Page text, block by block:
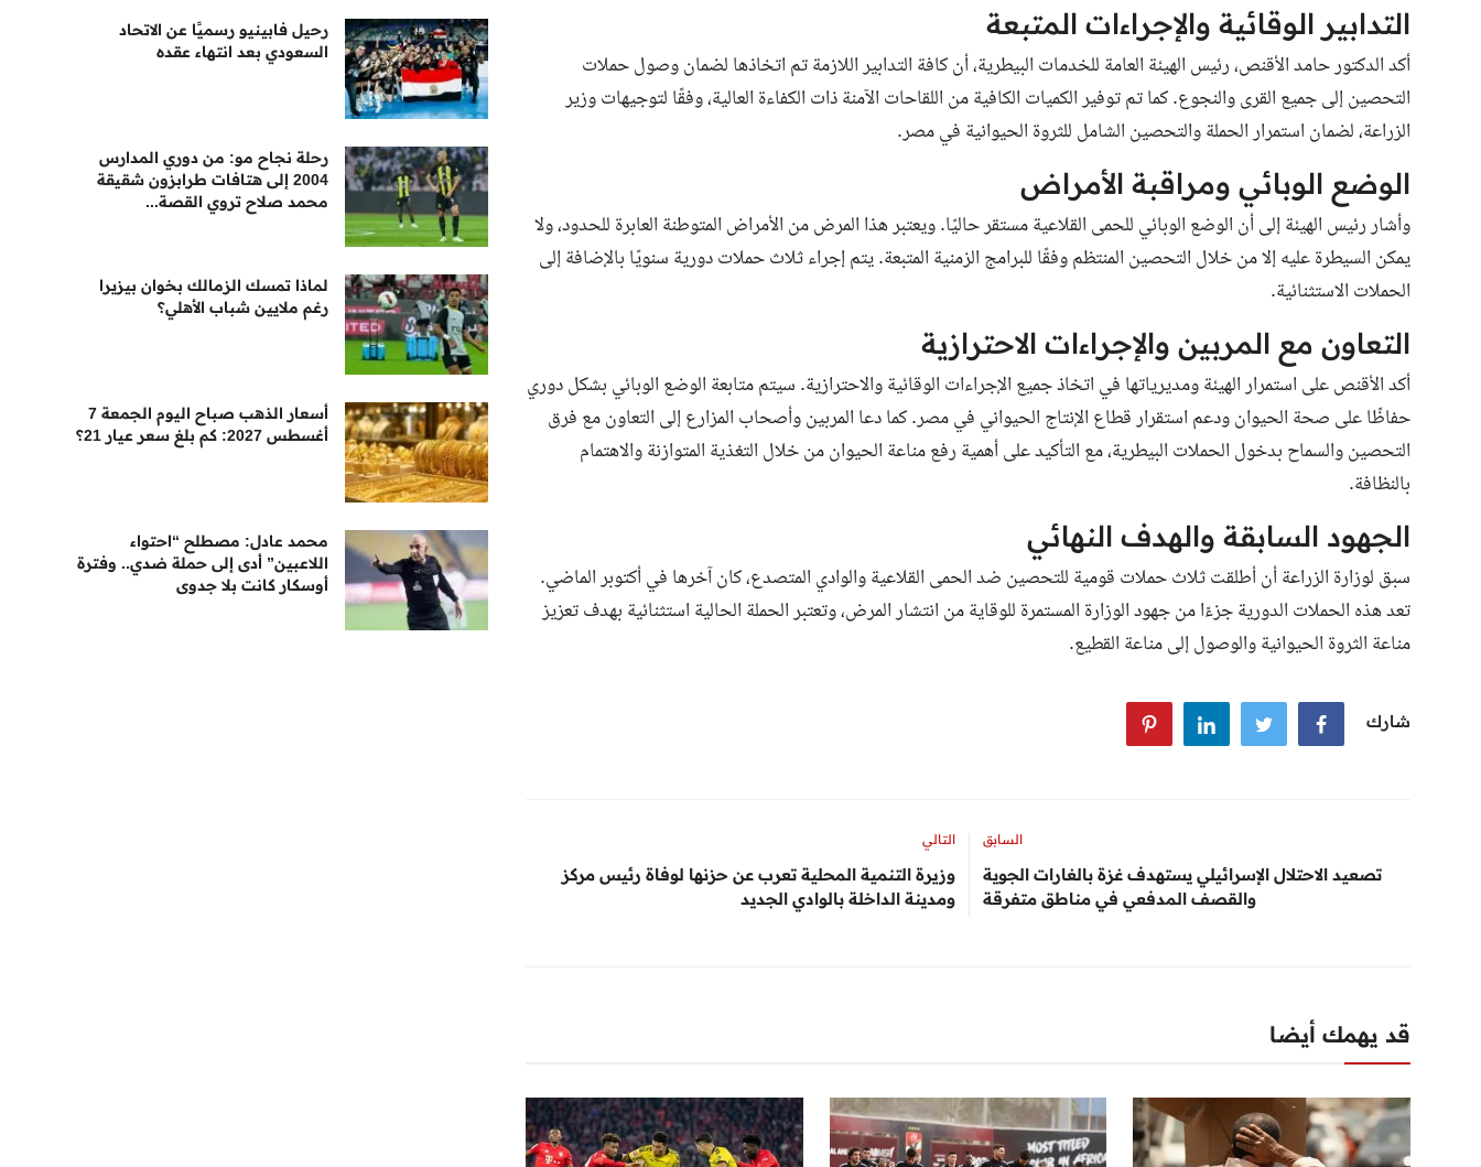
التدابير الوقائية والإجراءات المتبعة
أكد الدكتور حامد الأقنص، رئيس الهيئة العامة للخدمات البيطرية، أن كافة التدابير اللازمة تم اتخاذها لضمان وصول حملات
التحصين إلى جميع القرى والنجوع. كما تم توفير الكميات الكافية من اللقاحات الآمنة ذات الكفاءة العالية، وفقًا لتوجيهات وزير
الزراعة، لضمان استمرار الحملة والتحصين الشامل للثروة الحيوانية في مصر.
الوضع الوبائي ومراقبة الأمراض
وأشار رئيس الهيئة إلى أن الوضع الوبائي للحمى القلاعية مستقر حاليًا. ويعتبر هذا المرض من الأمراض المتوطنة العابرة للحدود، ولا
يمكن السيطرة عليه إلا من خلال التحصين المنتظم وفقًا للبرامج الزمنية المتبعة. يتم إجراء ثلاث حملات دورية سنويًا بالإضافة إلى
الحملات الاستثنائية.
التعاون مع المربين والإجراءات الاحترازية
أكد الأقنص على استمرار الهيئة ومديرياتها في اتخاذ جميع الإجراءات الوقائية والاحترازية. سيتم متابعة الوضع الوبائي بشكل دوري
حفاظًا على صحة الحيوان ودعم استقرار قطاع الإنتاج الحيواني في مصر. كما دعا المربين وأصحاب المزارع إلى التعاون مع فرق
التحصين والسماح بدخول الحملات البيطرية، مع التأكيد على أهمية رفع مناعة الحيوان من خلال التغذية المتوازنة والاهتمام
بالنظافة.
الجهود السابقة والهدف النهائي
سبق لوزارة الزراعة أن أطلقت ثلاث حملات قومية للتحصين ضد الحمى القلاعية والوادي المتصدع، كان آخرها في أكتوبر الماضي.
تعد هذه الحملات الدورية جزءًا من جهود الوزارة المستمرة للوقاية من انتشار المرض، وتعتبر الحملة الحالية استثنائية بهدف تعزيز
مناعة الثروة الحيوانية والوصول إلى مناعة القطيع.
شارك
السابق
تصعيد الاحتلال الإسرائيلي يستهدف غزة بالغارات الجوية
والقصف المدفعي في مناطق متفرقة
التالي
وزيرة التنمية المحلية تعرب عن حزنها لوفاة رئيس مركز
ومدينة الداخلة بالوادي الجديد
قد يهمك أيضا
رحيل فابينيو رسميًا عن الاتحاد
السعودي بعد انتهاء عقده
رحلة نجاح مو: من دوري المدارس
2004 إلى هتافات طرابزون شقيقة
محمد صلاح تروي القصة...
لماذا تمسك الزمالك بخوان بيزيرا
رغم ملايين شباب الأهلي؟
أسعار الذهب صباح اليوم الجمعة 7
أغسطس 2027: كم بلغ سعر عيار 21؟
محمد عادل: مصطلح “احتواء
اللاعبين” أدى إلى حملة ضدي.. وفترة
أوسكار كانت بلا جدوى